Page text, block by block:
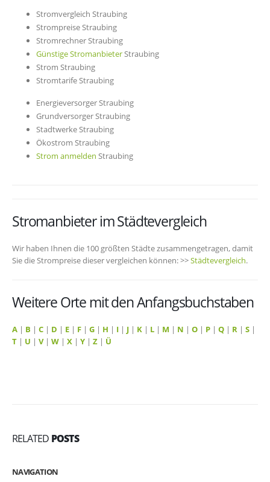
Stromvergleich Straubing
Strompreise Straubing
Stromrechner Straubing
Günstige StromanbieterStraubing
Strom Straubing
Stromtarife Straubing
Energieversorger Straubing
Grundversorger Straubing
Stadtwerke Straubing
Ökostrom Straubing
Strom anmelden Straubing
Stromanbieter im Städtevergleich
Wir haben Ihnen die 100 größten Städte zusammengetragen, damit
Sie die Strompreise dieser vergleichen können: >>Städtevergleich.
Weitere Orte mit den Anfangsbuchstaben
A | B | C | D | E | F | G | H | I | J | K | L | M | N | O | P | Q | R | S |
T | U | V| W | X | Y | Z | Ü
RELATED POSTS
NAVIGATION